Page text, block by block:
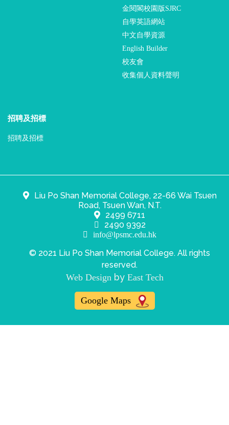
金閱閣校園版SJRC
自學英語網站
中文自學資源
English Builder
校友會
收集個人資料聲明
招聘及招標
招聘及招標
Liu Po Shan Memorial College, 22-66 Wai Tsuen
Road, Tsuen Wan, N.T.
2499 6711
2490 9392
info@lpsmc.edu.hk
© 2021 Liu Po Shan Memorial College. All rights
reserved.
Web Designby East Tech
Google Maps